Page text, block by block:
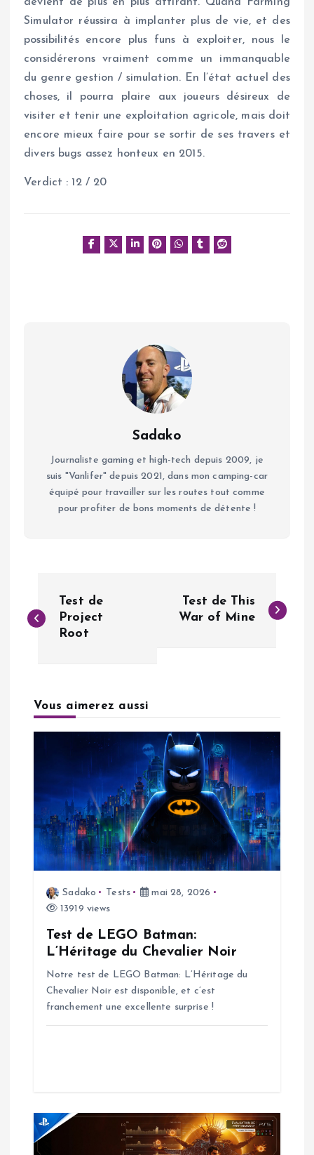
Simulator réussira à implanter plus de vie, et des
possibilités encore plus funs à exploiter, nous le
considérerons vraiment comme un immanquable
du genre gestion / simulation. En l’état actuel des
choses, il pourra plaire aux joueurs désireux de
visiter et tenir une exploitation agricole, mais doit
encore mieux faire pour se sortir de ses travers et
divers bugs assez honteux en 2015.
Verdict : 12 / 20
Sadako
Journaliste gaming et high-tech depuis 2009, je
suis "Vanlifer" depuis 2021, dans mon camping-car
équipé pour travailler sur les routes tout comme
pour profiter de bons moments de détente !
a
g
t
o
r
t
Test de
Project
Root
Test de This
War of Mine
Vous aimerez aussi
Sadako Tests
mai 28, 2026
13919 views
Test de LEGO Batman:
L’Héritage du Chevalier Noir
Notre test de LEGO Batman: L’Héritage du
Chevalier Noir est disponible, et c’est
franchement une excellente surprise !